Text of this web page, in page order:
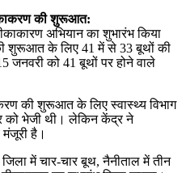
की शुरूआत:
अभियान का शुभारंभ किया
शुरूआत के लिए 41 में से 33 बूथों की
जनवरी को 41 बूथों पर होने वाले
की शुरूआत के लिए स्वास्थ्य विभाग
को भेजी थी। लेकिन केंद्र ने
है।
में चार-चार बूथ, नैनीताल में तीन